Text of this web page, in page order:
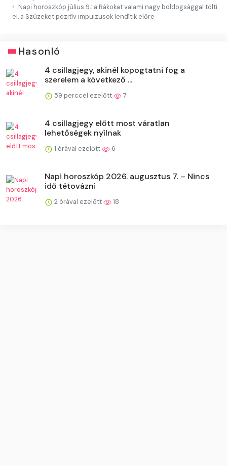
Napi horoszkóp július 9.: a Rákokat valami nagy boldogsággal tölti
el, a Szüzeket pozitív impulzusok lendítik előre
Hasonló
4 csillagjegy, akinél kopogtatni fog a
szerelem a következő ...
59 perccel ezelőtt 7
4 csillagjegy előtt most váratlan
lehetőségek nyílnak
1 órával ezelőtt 6
Napi horoszkóp 2026. augusztus 7. – Nincs
idő tétovázni
2 órával ezelőtt 18